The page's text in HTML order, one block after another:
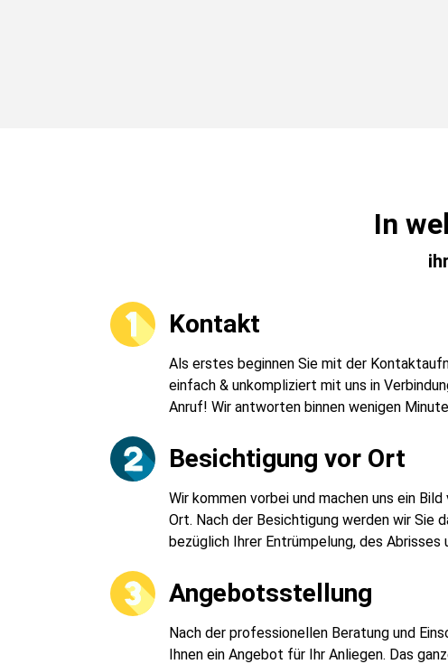
In
Kontakt
Als erstes beginnen Sie mit der
einfach & unkompliziert mit uns in
Anruf! Wir antworten binnen wenigen
Besichtigung vor Ort
Wir kommen vorbei und machen uns ein
Ort. Nach der Besichtigung werden wir Sie
bezüglich Ihrer Entrümpelung, des Abrisses
Angebotsstellung
Nach der professionellen Beratung und
Ihnen ein Angebot für Ihr Anliegen. Das